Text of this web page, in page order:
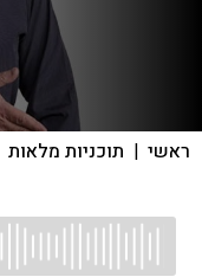
ראשי | תוכניות מלאות